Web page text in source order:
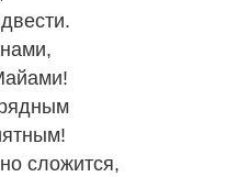
сложится,